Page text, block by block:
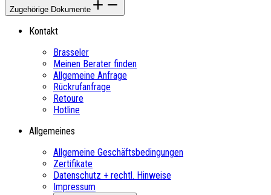
Zugehörige Dokumente
Kontakt
Brasseler
Meinen Berater finden
Allgemeine Anfrage
Rückrufanfrage
Retoure
Hotline
Allgemeines
Allgemeine Geschäftsbedingungen
Zertifikate
Datenschutz + rechtl. Hinweise
Impressum